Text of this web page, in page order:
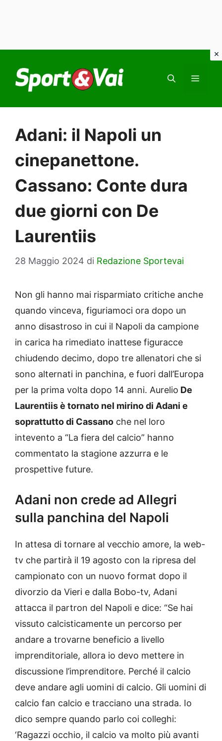
contenuto
Adani: il Napoli un
cinepanettone.
Cassano: Conte dura
due giorni con De
Laurentiis
28 Maggio 2024 di Redazione Sportevai
Non gli hanno mai risparmiato critiche anche
quando vinceva, figuriamoci ora dopo un
anno disastroso in cui il Napoli da campione
in carica ha rimediato inattese figuracce
chiudendo decimo, dopo tre allenatori che si
sono alternati in panchina, e fuori dall’Europa
per la prima volta dopo 14 anni. Aurelio De
Laurentiis è tornato nel mirino di Adani e
soprattutto di Cassano che nel loro
intevento a “La fiera del calcio” hanno
commentato la stagione azzurra e le
prospettive future.
Adani non crede ad Allegri
sulla panchina del Napoli
In attesa di tornare al vecchio amore, la web-
tv che partirà il 19 agosto con la ripresa del
campionato con un nuovo format dopo il
divorzio da Vieri e dalla Bobo-tv, Adani
attacca il partron del Napoli e dice: “Se hai
vissuto calcisticamente un percorso per
andare a trovarne beneficio a livello
imprenditoriale, allora io devo mettere in
discussione l’imprenditore. Perché il calcio
deve andare agli uomini di calcio. Gli uomini di
calcio fan calcio e tracciano una strada. Io
dico sempre quando parlo coi colleghi:
‘Ragazzi occhio, il calcio va molto più avanti